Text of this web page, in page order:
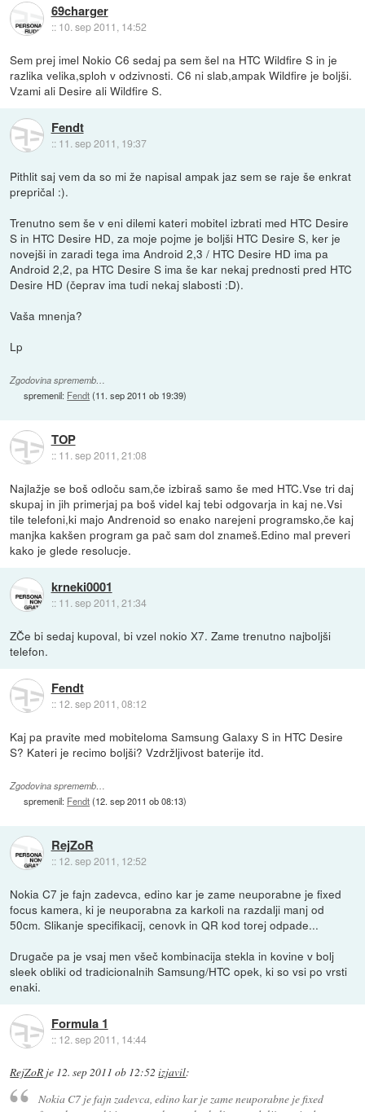
69charger
:: 10. sep 2011, 14:52
Sem prej imel Nokio C6 sedaj pa sem šel na HTC Wildfire S in je
razlika velika,sploh v odzivnosti. C6 ni slab,ampak Wildfire je boljši.
Vzami ali Desire ali Wildfire S.
Fendt
:: 11. sep 2011, 19:37
Pithlit saj vem da so mi že napisal ampak jaz sem se raje še enkrat
prepričal :).
Trenutno sem še v eni dilemi kateri mobitel izbrati med HTC Desire
S in HTC Desire HD, za moje pojme je boljši HTC Desire S, ker je
novejši in zaradi tega ima Android 2,3 / HTC Desire HD ima pa
Android 2,2, pa HTC Desire S ima še kar nekaj prednosti pred HTC
Desire HD (čeprav ima tudi nekaj slabosti :D).
Vaša mnenja?
Lp
Zgodovina sprememb…
spremenil: Fendt(11. sep 2011 ob 19:39)
TOP
:: 11. sep 2011, 21:08
Najlažje se boš odloču sam,če izbiraš samo še med HTC.Vse tri daj
skupaj in jih primerjaj pa boš videl kaj tebi odgovarja in kaj ne.Vsi
tile telefoni,ki majo Andrenoid so enako narejeni programsko,če kaj
manjka kakšen program ga pač sam dol znameš.Edino mal preveri
kako je glede resolucje.
krneki0001
:: 11. sep 2011, 21:34
ZČe bi sedaj kupoval, bi vzel nokio X7. Zame trenutno najboljši
telefon.
Fendt
:: 12. sep 2011, 08:12
Kaj pa pravite med mobiteloma Samsung Galaxy S in HTC Desire
S? Kateri je recimo boljši? Vzdržljivost baterije itd.
Zgodovina sprememb…
spremenil: Fendt(12. sep 2011 ob 08:13)
RejZoR
:: 12. sep 2011, 12:52
Nokia C7 je fajn zadevca, edino kar je zame neuporabne je fixed
focus kamera, ki je neuporabna za karkoli na razdalji manj od
50cm. Slikanje specifikacij, cenovk in QR kod torej odpade...
Drugače pa je vsaj men všeč kombinacija stekla in kovine v bolj
sleek obliki od tradicionalnih Samsung/HTC opek, ki so vsi po vrsti
enaki.
Formula 1
:: 12. sep 2011, 14:44
RejZoR je 12. sep 2011 ob 12:52 izjavil:
Nokia C7 je fajn zadevca, edino kar je zame neuporabne je fixed